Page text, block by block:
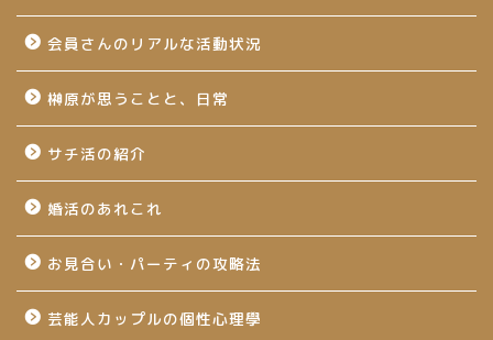
会員さんのリアルな活動状況
榊原が思うことと、日常
サチ活の紹介
婚活のあれこれ
お見合い・パーティの攻略法
芸能人カップルの個性心理學